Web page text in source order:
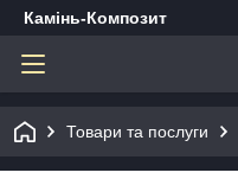
Камінь-Композит
Товари та послуги